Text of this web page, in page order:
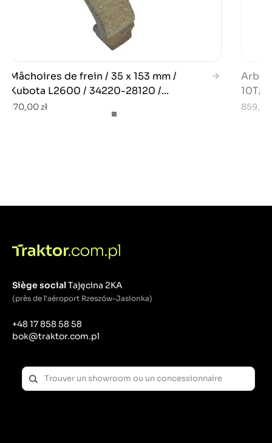
Mâchoires de frein / 35 x 153 mm /
Kubota L2600 / 34220-28120 /...
170,00 zł
Arbre
10T/
859,00
Siège socialTajęcina 2KA
(près de l'aéroport Rzeszów-Jasionka)
+48 17 858 58 58
bok@traktor.com.pl